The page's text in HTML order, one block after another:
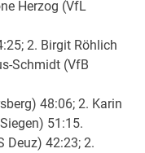
Herzog (VfL
2. Birgit Röhlich
Schmidt (VfB
48:06; 2. Karin
51:15.
Deuz) 42:23; 2.